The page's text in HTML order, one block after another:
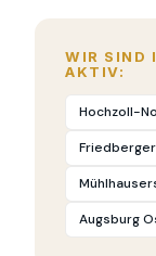
WIR SIND
AKTIV:
Hochzoll-
Augsburg